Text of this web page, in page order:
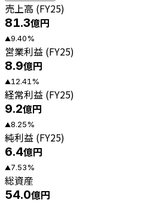
売上高 (FY25)
81.3億円
▲9.40%
営業利益 (FY25)
8.9億円
▲12.41 %
経常利益 (FY25)
9.2億円
▲8.25%
純利益 (FY25)
6.4億円
▲7.53%
総資産
54.0億円